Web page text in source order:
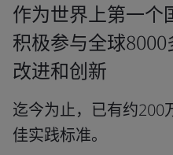
作为世界上第一个
积极参与全球
改进和创新
迄今为止，已有约200
佳实践标准。